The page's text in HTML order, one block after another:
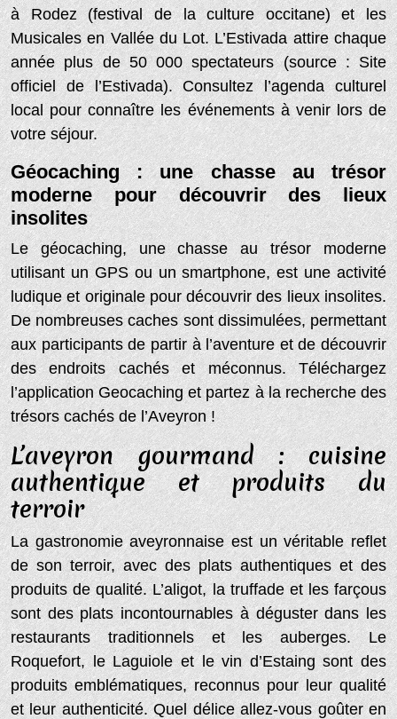
à Rodez (festival de la culture occitane) et les
Musicales en Vallée du Lot. L’Estivada attire chaque
année plus de 50 000 spectateurs (source : Site
officiel de l’Estivada). Consultez l’agenda culturel
local pour connaître les événements à venir lors de
votre séjour.
Géocaching : une chasse au trésor
moderne pour découvrir des lieux
insolites
Le géocaching, une chasse au trésor moderne
utilisant un GPS ou un smartphone, est une activité
ludique et originale pour découvrir des lieux insolites.
De nombreuses caches sont dissimulées, permettant
aux participants de partir à l’aventure et de découvrir
des endroits cachés et méconnus. Téléchargez
l’application Geocaching et partez à la recherche des
trésors cachés de l’Aveyron !
L’aveyron gourmand : cuisine
authentique et produits du
terroir
La gastronomie aveyronnaise est un véritable reflet
de son terroir, avec des plats authentiques et des
produits de qualité. L’aligot, la truffade et les farçous
sont des plats incontournables à déguster dans les
restaurants traditionnels et les auberges. Le
Roquefort, le Laguiole et le vin d’Estaing sont des
produits emblématiques, reconnus pour leur qualité
et leur authenticité. Quel délice allez-vous goûter en